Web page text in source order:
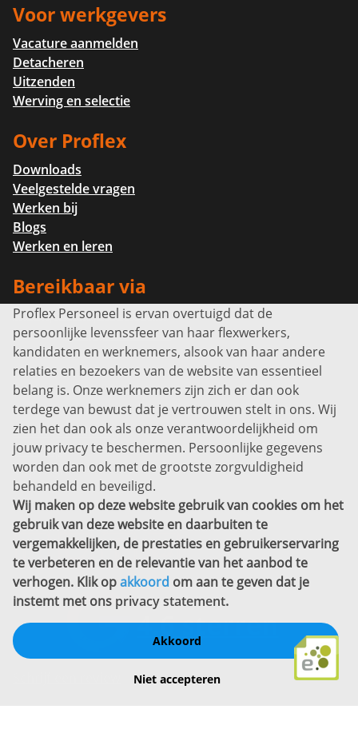
Voor werkgevers
Vacature aanmelden
Detacheren
Uitzenden
Werving en selectie
Over Proflex
Downloads
Veelgestelde vragen
Werken bij
Blogs
Werken en leren
Bereikbaar via
Info@proflexpersoneel.nl
Bel ons:+31 (0)85 0450040
Prins Willem-Alexanderlaan 301
7311 SW Apeldoorn
Disclaimer
Privacyverklaring
Sitemap
Copyright
Bekijk ook eens
Proflex Personeel is ervan overtuigd dat de
persoonlijke levenssfeer van haar flexwerkers,
kandidaten en werknemers, alsook van haar andere
relaties en bezoekers van de website van essentieel
belang is. Onze werknemers zijn zich er dan ook
terdege van bewust dat je vertrouwen stelt in ons. Wij
zien het dan ook als onze verantwoordelijkheid om
jouw privacy te beschermen. Persoonlijke gegevens
worden dan ook met de grootste zorgvuldigheid
behandeld en beveiligd.
Wij maken op deze website gebruik van cookies om het
gebruik van deze website en daarbuiten te
vergemakkelijken, de prestaties en gebruikerservaring
te verbeteren en de relevantie van het aanbod te
verhogen. Klik opakkoord om aan te geven dat je
instemt met ons privacy statement.
Akkoord
Niet accepteren